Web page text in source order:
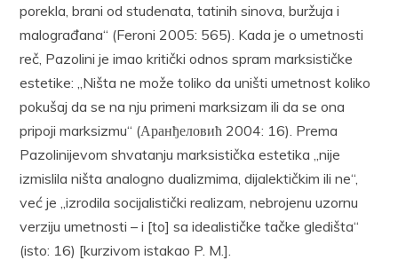
porekla, brani od studenata, tatinih sinova, buržuja i
malograđana“ (Feroni 2005: 565). Kada je o umetnosti
reč, Pazolini je imao kritički odnos spram marksističke
estetike: „Ništa ne može toliko da uništi umetnost koliko
pokušaj da se na nju primeni marksizam ili da se ona
pripoji marksizmu“ (Аранђеловић 2004: 16). Prema
Pazolinijevom shvatanju marksistička estetika „nije
izmislila ništa analogno dualizmima, dijalektičkim ili ne“,
već je „izrodila socijalistički realizam, nebrojenu uzornu
verziju umetnosti – i [to] sa idealističke tačke gledišta“
(isto: 16) [kurzivom istakao P. M.].